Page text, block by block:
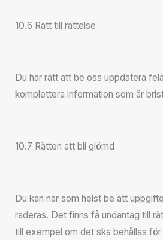
10.6 Rätt till rättelse
Du har rätt att be oss uppdatera
komplettera information som är
10.7 Rätten att bli glömd
Du kan när som helst be att
raderas. Det finns få undantag till
till exempel om det ska behållas